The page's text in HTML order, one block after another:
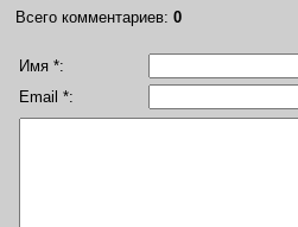
Всего комментариев: 0
Имя *:
Email *: